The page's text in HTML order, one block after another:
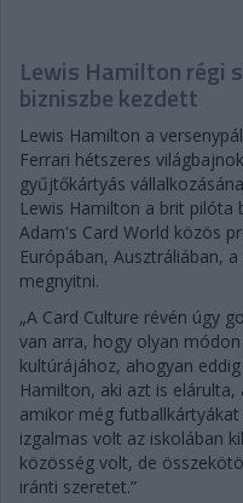
Lewis Hamilton régi
bizniszbe kezdett
Lewis Hamilton a
Ferrari hétszeres
gyűjtőkártyás
Lewis Hamilton a brit pilóta
Adam's Card World közös
Európában, Ausztráliában,
megnyitni.
„A Card Culture révén úgy
van arra, hogy olyan
kultúrájához, ahogyan
Hamilton, aki azt is
amikor még
izgalmas volt az iskolában
közösség volt, de
iránti szeretet.”